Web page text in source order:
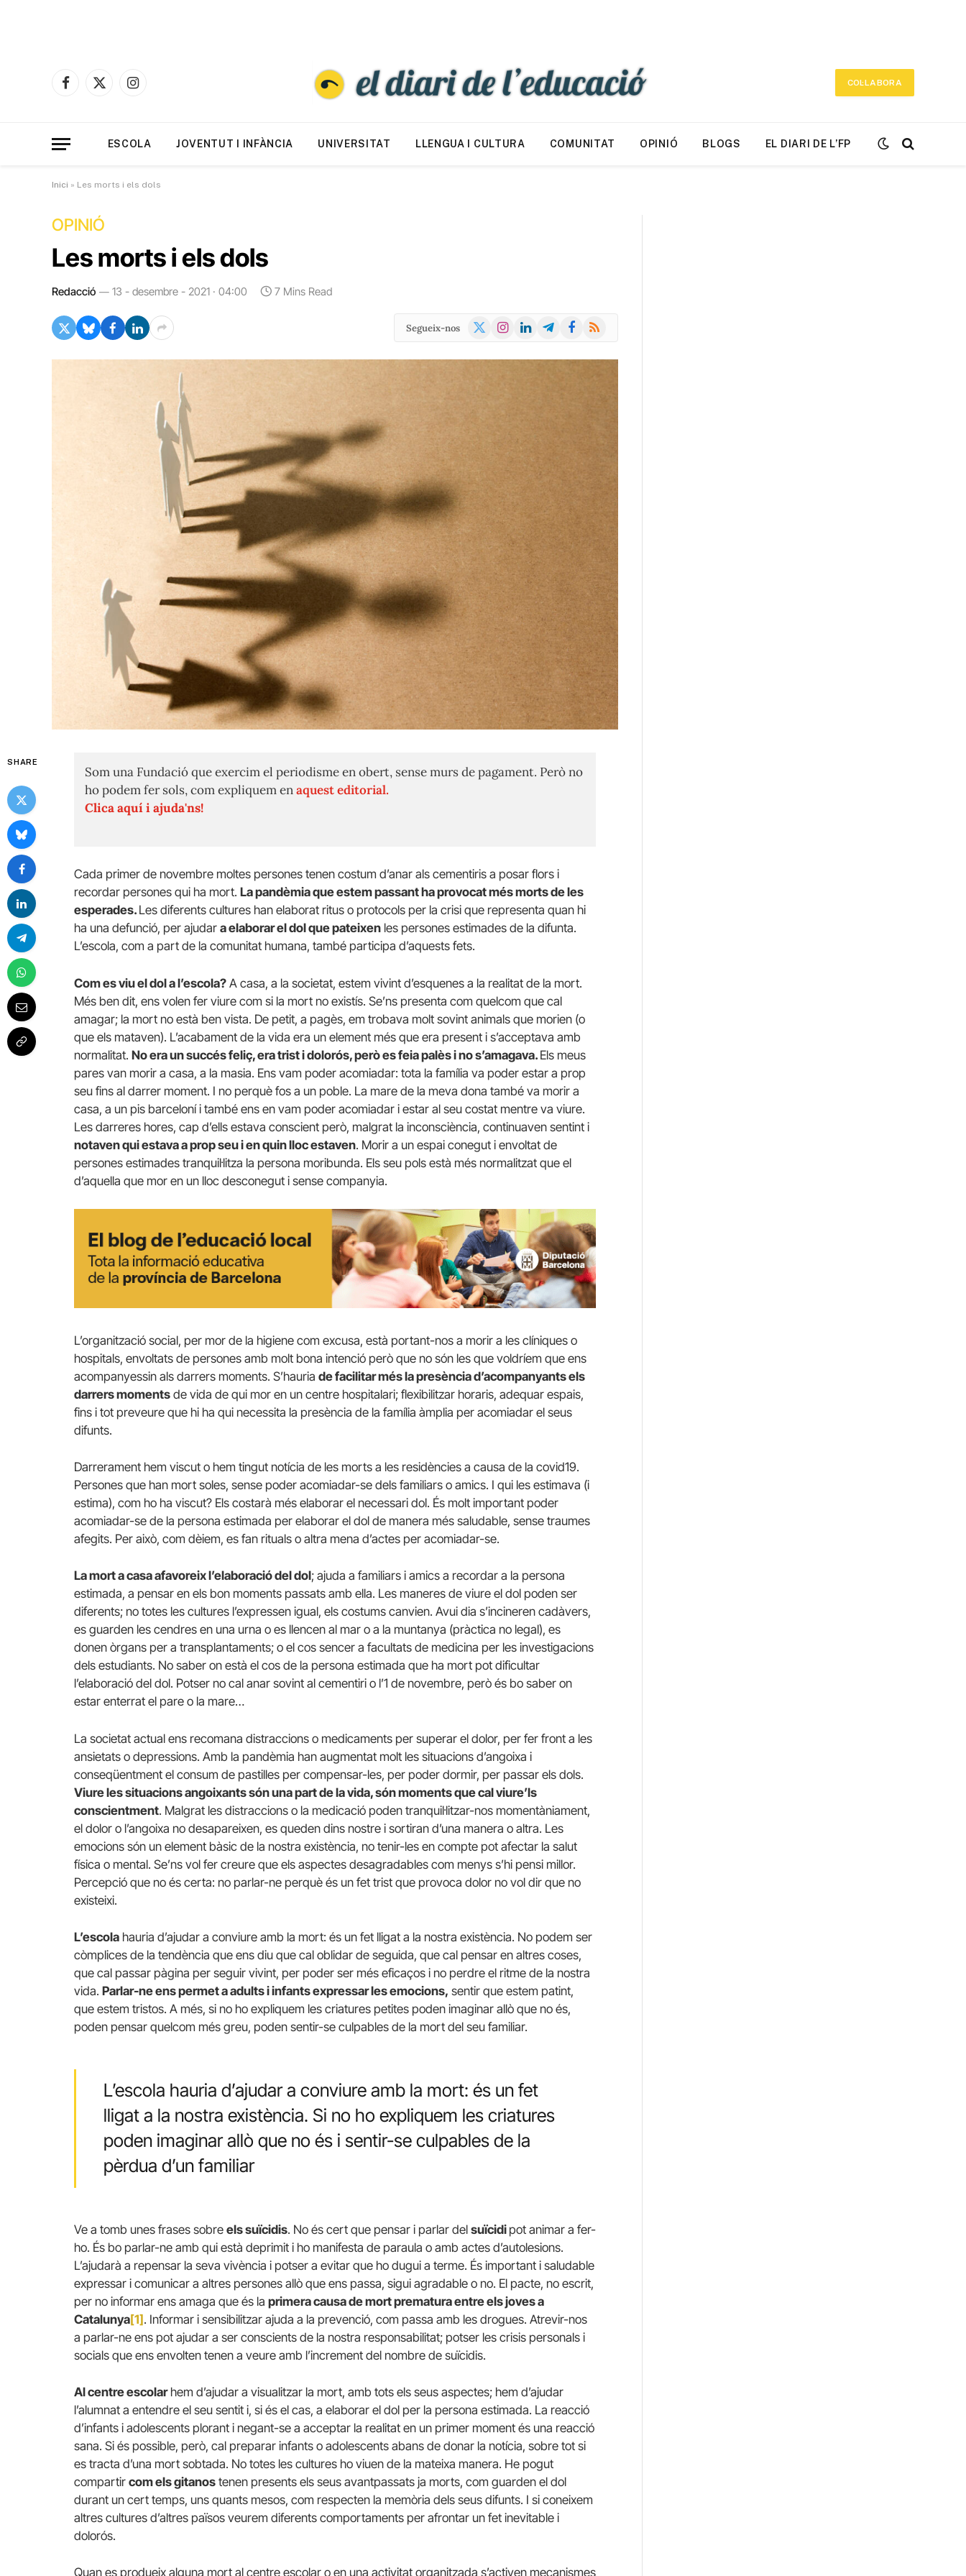
Facebook
X
Instagram
COL·LABORA
ESCOLA JOVENTUT I INFÀNCIA UNIVERSITAT LLENGUA I CULTURA COMUNITAT OPINIÓ BLOGS EL DIARI DE L’FP
Inici » Les morts i els dols
OPINIÓ
Les morts i els dols
Redacció 13 - desembre - 2021 · 04:00 7 Mins Read
Segueix-nos
X
Instagram
LinkedInTelegramFacebook
RSS
SHARE
Som una Fundació que exercim el periodisme en obert, sense murs de pagament. Però no
ho podem fer sols, com expliquem enaquest editorial.
Clica aquí i ajuda'ns!
Cada primer de novembre moltes persones tenen costum d’anar als cementiris a posar flors i
recordar persones qui ha mort. La pandèmia que estem passant ha provocat més morts de les
esperades. Les diferents cultures han elaborat ritus o protocols per la crisi que representa quan hi
ha una defunció, per ajudar a elaborar el dol que pateixen les persones estimades de la difunta.
L’escola, com a part de la comunitat humana, també participa d’aquests fets.
Com es viu el dol a l’escola? A casa, a la societat, estem vivint d’esquenes a la realitat de la mort.
Més ben dit, ens volen fer viure com si la mort no existís. Se’ns presenta com quelcom que cal
amagar; la mort no està ben vista. De petit, a pagès, em trobava molt sovint animals que morien (o
que els mataven). L’acabament de la vida era un element més que era present i s’acceptava amb
normalitat. No era un succés feliç, era trist i dolorós, però es feia palès i no s’amagava. Els meus
pares van morir a casa, a la masia. Ens vam poder acomiadar: tota la família va poder estar a prop
seu fins al darrer moment. I no perquè fos a un poble. La mare de la meva dona també va morir a
casa, a un pis barceloní i també ens en vam poder acomiadar i estar al seu costat mentre va viure.
Les darreres hores, cap d’ells estava conscient però, malgrat la inconsciència, continuaven sentint i
notaven qui estava a prop seu i en quin lloc estaven. Morir a un espai conegut i envoltat de
persones estimades tranquil·litza la persona moribunda. Els seu pols està més normalitzat que el
d’aquella que mor en un lloc desconegut i sense companyia.
L’organització social, per mor de la higiene com excusa, està portant-nos a morir a les clíniques o
hospitals, envoltats de persones amb molt bona intenció però que no són les que voldríem que ens
acompanyessin als darrers moments. S’hauria de facilitar més la presència d’acompanyants els
darrers moments de vida de qui mor en un centre hospitalari; flexibilitzar horaris, adequar espais,
fins i tot preveure que hi ha qui necessita la presència de la família àmplia per acomiadar el seus
difunts.
Darrerament hem viscut o hem tingut notícia de les morts a les residències a causa de la covid19.
Persones que han mort soles, sense poder acomiadar-se dels familiars o amics. I qui les estimava (i
estima), com ho ha viscut? Els costarà més elaborar el necessari dol. És molt important poder
acomiadar-se de la persona estimada per elaborar el dol de manera més saludable, sense traumes
afegits. Per això, com dèiem, es fan rituals o altra mena d’actes per acomiadar-se.
La mort a casa afavoreix l’elaboració del dol; ajuda a familiars i amics a recordar a la persona
estimada, a pensar en els bon moments passats amb ella. Les maneres de viure el dol poden ser
diferents; no totes les cultures l’expressen igual, els costums canvien. Avui dia s’incineren cadàvers,
es guarden les cendres en una urna o es llencen al mar o a la muntanya (pràctica no legal), es
donen òrgans per a transplantaments; o el cos sencer a facultats de medicina per les investigacions
dels estudiants. No saber on està el cos de la persona estimada que ha mort pot dificultar
l’elaboració del dol. Potser no cal anar sovint al cementiri o l’1 de novembre, però és bo saber on
estar enterrat el pare o la mare…
La societat actual ens recomana distraccions o medicaments per superar el dolor, per fer front a les
ansietats o depressions. Amb la pandèmia han augmentat molt les situacions d’angoixa i
conseqüentment el consum de pastilles per compensar-les, per poder dormir, per passar els dols.
Viure les situacions angoixants són una part de la vida, són moments que cal viure’ls
conscientment. Malgrat les distraccions o la medicació poden tranquil·litzar-nos momentàniament,
el dolor o l’angoixa no desapareixen, es queden dins nostre i sortiran d’una manera o altra. Les
emocions són un element bàsic de la nostra existència, no tenir-les en compte pot afectar la salut
física o mental. Se’ns vol fer creure que els aspectes desagradables com menys s’hi pensi millor.
Percepció que no és certa: no parlar-ne perquè és un fet trist que provoca dolor no vol dir que no
existeixi.
L’escola hauria d’ajudar a conviure amb la mort: és un fet lligat a la nostra existència. No podem ser
còmplices de la tendència que ens diu que cal oblidar de seguida, que cal pensar en altres coses,
que cal passar pàgina per seguir vivint, per poder ser més eficaços i no perdre el ritme de la nostra
vida. Parlar-ne ens permet a adults i infants expressar les emocions, sentir que estem patint,
que estem tristos. A més, si no ho expliquem les criatures petites poden imaginar allò que no és,
poden pensar quelcom més greu, poden sentir-se culpables de la mort del seu familiar.
L’escola hauria d’ajudar a conviure amb la mort: és un fet
lligat a la nostra existència. Si no ho expliquem les criatures
poden imaginar allò que no és i sentir-se culpables de la
pèrdua d’un familiar
Ve a tomb unes frases sobre els suïcidis. No és cert que pensar i parlar del suïcidi pot animar a fer-
ho. És bo parlar-ne amb qui està deprimit i ho manifesta de paraula o amb actes d’autolesions.
L’ajudarà a repensar la seva vivència i potser a evitar que ho dugui a terme. És important i saludable
expressar i comunicar a altres persones allò que ens passa, sigui agradable o no. El pacte, no escrit,
per no informar ens amaga que és la primera causa de mortprematura entre els joves a
Catalunya[1]. Informar i sensibilitzar ajuda a la prevenció, com passa amb les drogues. Atrevir-nos
a parlar-ne ens pot ajudar a ser conscients de la nostra responsabilitat; potser les crisis personals i
socials que ens envolten tenen a veure amb l’increment del nombre de suïcidis.
Al centre escolarhem d’ajudar a visualitzar la mort, amb tots els seus aspectes; hem d’ajudar
l’alumnat a entendre el seu sentit i, si és el cas, a elaborar el dol per la persona estimada. La reacció
d’infants i adolescents plorant i negant-se a acceptar la realitat en un primer moment és una reacció
sana. Si és possible, però, cal preparar infants o adolescents abans de donar la notícia, sobre tot si
es tracta d’una mort sobtada. No totes les cultures ho viuen de la mateixa manera. He pogut
compartir com els gitanos tenen presents els seus avantpassats ja morts, com guarden el dol
durant un cert temps, uns quants mesos, com respecten la memòria dels seus difunts. I si coneixem
altres cultures d’altres països veurem diferents comportaments per afrontar un fet inevitable i
dolorós.
Quan es produeix alguna mort al centre escolar o en una activitat organitzada s’activen mecanismes